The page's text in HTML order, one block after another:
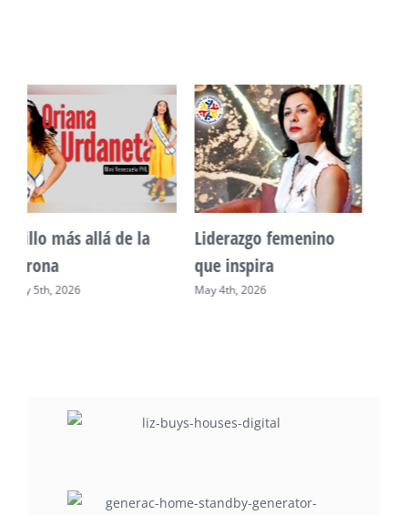
Unidad, cultura y
desarrollo comunitario
May 2nd, 2026
Sueño venezolano en
Philadelphia
May 7th, 2026